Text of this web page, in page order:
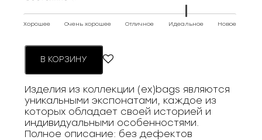
Хорошее Очень хорошее Отличное Идеальное Новое
В КОРЗИНУ
Изделия из коллекции (ex)bags являются
уникальными экспонатами, каждое из
которых обладает своей историей и
индивидуальными особенностями.
Полное описание: без дефектов